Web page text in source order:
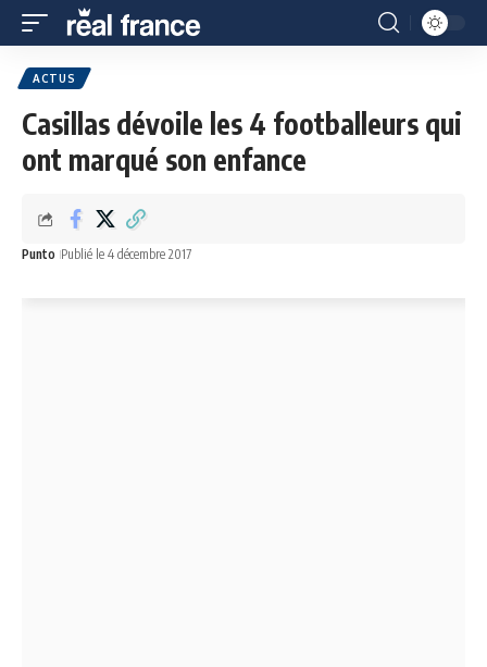
ACTUS
Casillas dévoile les 4 footballeurs qui
ont marqué son enfance
Punto Publié le 4 décembre 2017